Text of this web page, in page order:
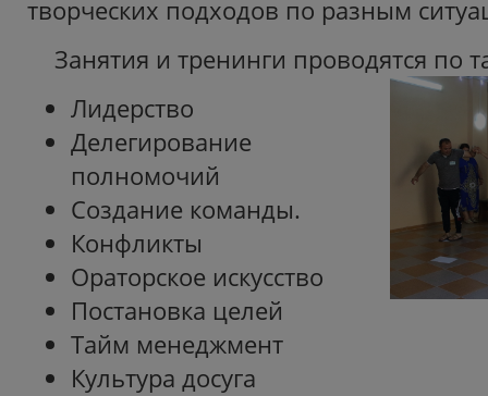
творческих подходов по разным
Занятия и тренинги проводятся по
Лидерство
Делегирование
полномочий
Создание команды.
Конфликты
Ораторское искусство
Постановка целей
Тайм менеджмент
Культура досуга